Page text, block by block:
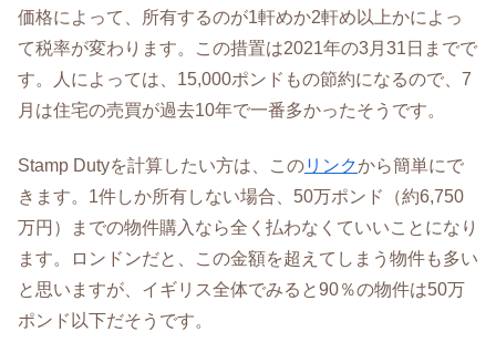
価格によって、所有するのが1軒めか2軒め以上かによっ
て税率が変わります。この措置は2021年の3月31日までで
す。人によっては、15,000ポンドもの節約になるので、7
月は住宅の売買が過去10年で一番多かったそうです。
Stamp Dutyを計算したい方は、このリンクから簡単にで
きます。1件しか所有しない場合、50万ポンド（約6,750
万円）までの物件購入なら全く払わなくていいことになり
ます。ロンドンだと、この金額を超えてしまう物件も多い
と思いますが、イギリス全体でみると90％の物件は50万
ポンド以下だそうです。